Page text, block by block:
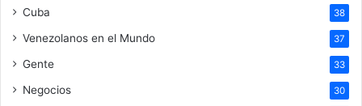
Cuba 38
Venezolanos en el Mundo 37
Gente 33
Negocios 30